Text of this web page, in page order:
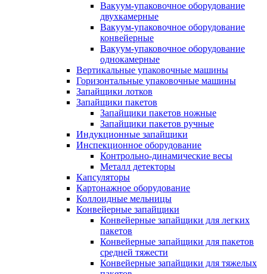
Вакуум-упаковочное оборудование
двухкамерные
Вакуум-упаковочное оборудование
конвейерные
Вакуум-упаковочное оборудование
однокамерные
Вертикальные упаковочные машины
Горизонтальные упаковочные машины
Запайщики лотков
Запайщики пакетов
Запайщики пакетов ножные
Запайщики пакетов ручные
Индукционные запайщики
Инспекционное оборудование
Контрольно-динамические весы
Металл детекторы
Капсуляторы
Картонажное оборудование
Коллоидные мельницы
Конвейерные запайщики
Конвейерные запайщики для легких
пакетов
Конвейерные запайщики для пакетов
средней тяжести
Конвейерные запайщики для тяжелых